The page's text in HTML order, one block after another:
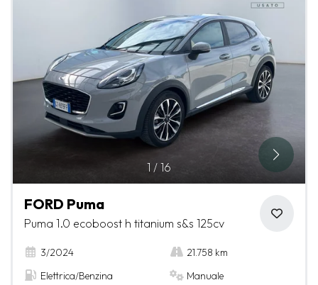
1 / 16
FORD Puma
Puma 1.0 ecoboost h titanium s&s 125cv
3/2024
21.758 km
Elettrica/Benzina
Manuale